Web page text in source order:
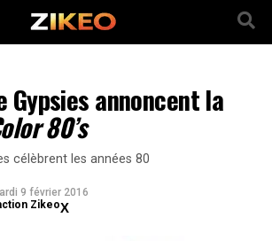
Gypsies annoncent la
80’s
célèbrent les années 80
9 février 2016
Zikeo